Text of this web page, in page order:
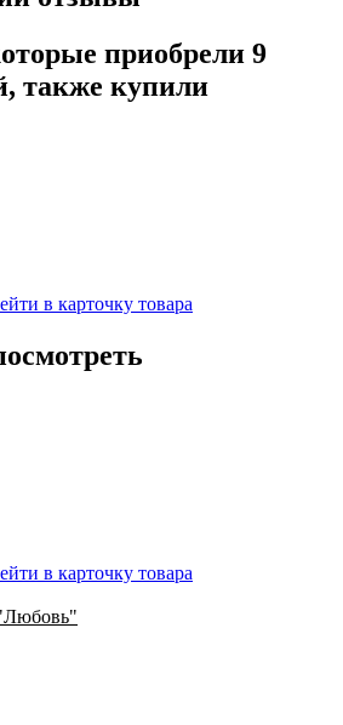
удобный интервал. Если вам важно
наш сервис доставки обеспечит
где купить и сколько стоит
приобрели 9
также купили
в карточку товара
в карточку товара